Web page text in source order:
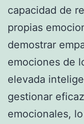
capacidad de
propias
demostrar
emociones de
elevada
gestionar
emocionales,